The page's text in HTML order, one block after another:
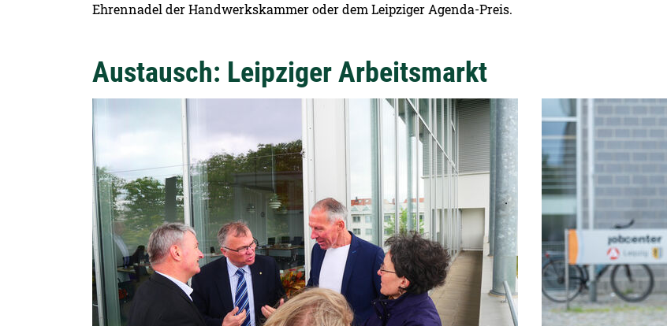
Ehrennadel der Handwerkskammer oder dem Leipziger Agenda-Preis.
Austausch: Leipziger Arbeitsmarkt
Detailansicht öffnen: Detailansicht öffnen: